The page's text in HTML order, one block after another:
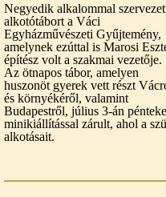
Negyedik alkalommal
alkotótábort a Váci
Egyházművészeti Gyűjtemény,
amelynek ezúttal is Marosi
építész volt a szakmai vezetője.
Az ötnapos tábor, amelyen
huszonöt gyerek vett részt
és környékéről, valamint
Budapestről, július 3-án
minikiállítással zárult, ahol a
alkotásait.